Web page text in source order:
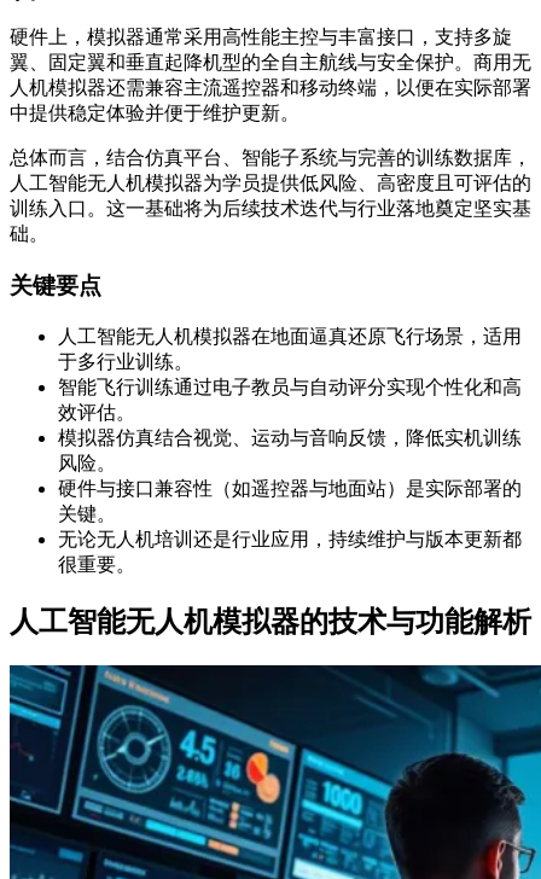
硬件上，模拟器通常采用高性能主控与丰富接口，支持多旋
翼、固定翼和垂直起降机型的全自主航线与安全保护。商用无
人机模拟器还需兼容主流遥控器和移动终端，以便在实际部署
中提供稳定体验并便于维护更新。
总体而言，结合仿真平台、智能子系统与完善的训练数据库，
人工智能无人机模拟器为学员提供低风险、高密度且可评估的
训练入口。这一基础将为后续技术迭代与行业落地奠定坚实基
础。
关键要点
人工智能无人机模拟器在地面逼真还原飞行场景，适用
于多行业训练。
智能飞行训练通过电子教员与自动评分实现个性化和高
效评估。
模拟器仿真结合视觉、运动与音响反馈，降低实机训练
风险。
硬件与接口兼容性（如遥控器与地面站）是实际部署的
关键。
无论无人机培训还是行业应用，持续维护与版本更新都
很重要。
人工智能无人机模拟器的技术与功能解析